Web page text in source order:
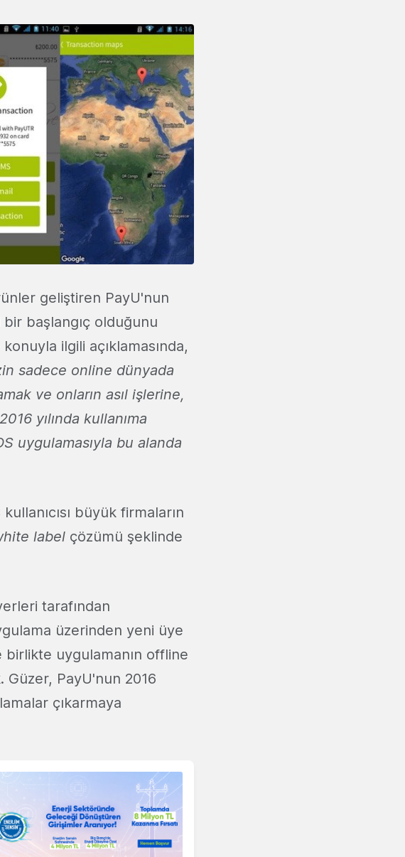
geliştiren PayU'nun
bir başlangıç olduğunu
ilgili açıklamasında,
sadece online dünyada
ve onların asıl işlerine,
yılında kullanıma
uygulamasıyla bu alanda
büyük firmaların
label çözümü şeklinde
tarafından
üzerinden yeni üye
birlikte uygulamanın offline
PayU'nun 2016
çıkarmaya